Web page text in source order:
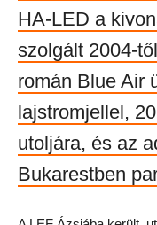
HA-LED a
szolgált 2004-
román Blue Air
lajstromjellel,
utoljára, és az
Bukarestben